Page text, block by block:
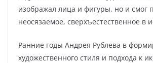
изображал лица и фигуры, но и смог
неосязаемое, сверхъестественное в
Ранние годы Андрея Рублева в
художественного стиля и подхода к